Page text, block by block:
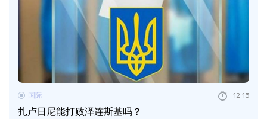
扎卢日尼能打败泽连斯基吗？
国际 12:15